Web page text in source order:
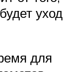
уход
для